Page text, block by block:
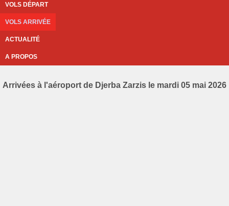
VOLS DÉPART
VOLS ARRIVÉE
ACTUALITÉ
A PROPOS
Arrivées à l'aéroport de Djerba Zarzis le mardi 05 mai 2026